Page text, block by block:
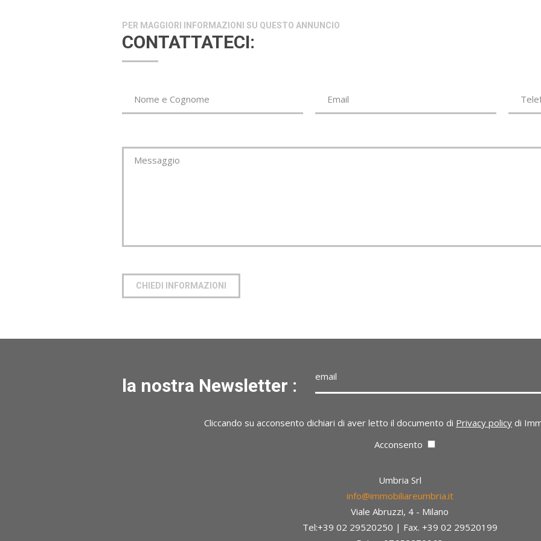
PER MAGGIORI INFORMAZIONI SU QUESTO ANNUNCIO
CONTATTATECI:
Nome e Cognome Email
Messaggio
CHIEDI INFORMAZIONI
la nostra Newsletter :
Cliccando su acconsento dichiari di aver letto il documento di Privacy policy di
Acconsento
Umbria Srl
info@immobiliareumbria.it
Viale Abruzzi, 4 - Milano
Tel:+39 02 29520250 | Fax. +39 02 29520199